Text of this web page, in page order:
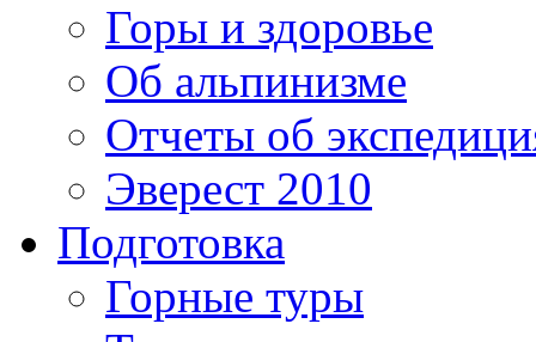
Горы и здоровье
Об альпинизме
Отчеты об
Эверест 2010
Подготовка
Горные туры